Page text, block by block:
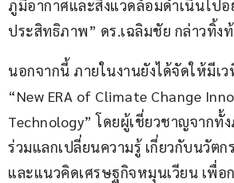
ภูมิอากาศและสิ่งแวดล้อมดำเนินไปอ
ประสิทธิภาพ” ดร.เฉลิมชัย กล่าวทิ้ง
นอกจากนี้ ภายในงานยังได้จัดให้มีเ
“New ERA of Climate Change
Technology” โดยผู้เชี่ยวชาญจากทั้
ร่วมแลกเปลี่ยนความรู้ เกี่ยวกับนวัตก
และแนวคิดเศรษฐกิจหมุนเวียน เพื่อ